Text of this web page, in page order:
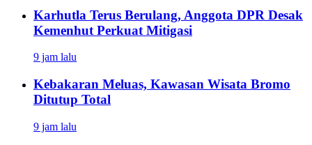
Karhutla Terus Berulang, Anggota DPR Desak
Kemenhut Perkuat Mitigasi
9 jam lalu
Kebakaran Meluas, Kawasan Wisata Bromo
Ditutup Total
9 jam lalu